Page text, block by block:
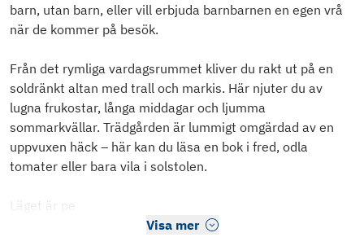
barn, utan barn, eller vill erbjuda barnbarnen en egen vrå
när de kommer på besök.
Från det rymliga vardagsrummet kliver du rakt ut på en
soldränkt altan med trall och markis. Här njuter du av
lugna frukostar, långa middagar och ljumma
sommarkvällar. Trädgården är lummigt omgärdad av en
uppvuxen häck – här kan du läsa en bok i fred, odla
tomater eller bara vila i solstolen.
Läget är pe
Visa mer